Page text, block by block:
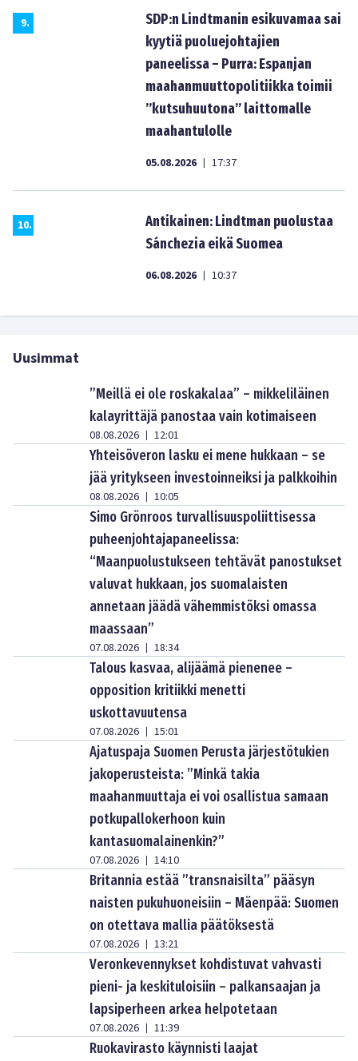
9.
SDP:n Lindtmanin esikuvamaa sai
kyytiä puoluejohtajien
paneelissa – Purra: Espanjan
maahanmuuttopolitiikka toimii
”kutsuhuutona” laittomalle
maahantulolle
05.08.2026 | 17:37
10.
Antikainen: Lindtman puolustaa
Sánchezia eikä Suomea
06.08.2026 | 10:37
Uusimmat
”Meillä ei ole roskakalaa” – mikkeliläinen
kalayrittäjä panostaa vain kotimaiseen
08.08.2026 | 12:01
Yhteisöveron lasku ei mene hukkaan – se
jää yritykseen investoinneiksi ja palkkoihin
08.08.2026 | 10:05
Simo Grönroos turvallisuuspoliittisessa
puheenjohtajapaneelissa:
“Maanpuolustukseen tehtävät panostukset
valuvat hukkaan, jos suomalaisten
annetaan jäädä vähemmistöksi omassa
maassaan”
07.08.2026 | 18:34
Talous kasvaa, alijäämä pienenee –
opposition kritiikki menetti
uskottavuutensa
07.08.2026 | 15:01
Ajatuspaja Suomen Perusta järjestötukien
jakoperusteista: ”Minkä takia
maahanmuuttaja ei voi osallistua samaan
potkupallokerhoon kuin
kantasuomalainenkin?”
07.08.2026 | 14:10
Britannia estää ”transnaisilta” pääsyn
naisten pukuhuoneisiin – Mäenpää: Suomen
on otettava mallia päätöksestä
07.08.2026 | 13:21
Veronkevennykset kohdistuvat vahvasti
pieni- ja keskituloisiin – palkansaajan ja
lapsiperheen arkea helpotetaan
07.08.2026 | 11:39
Ruokavirasto käynnisti laajat